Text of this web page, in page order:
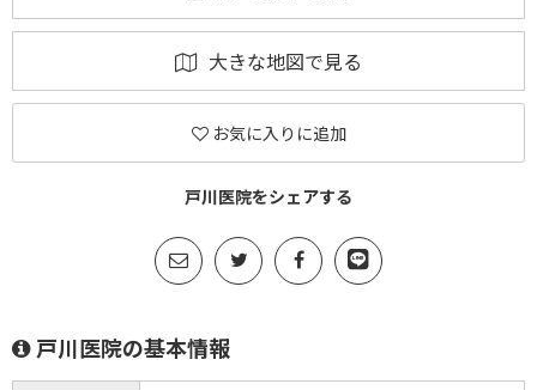
大きな地図で見る
お気に入りに追加
戸川医院をシェアする
戸川医院の基本情報